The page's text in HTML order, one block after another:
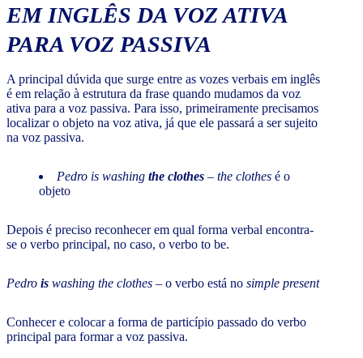
EM INGLÊS DA VOZ ATIVA
PARA VOZ PASSIVA
A principal dúvida que surge entre as vozes verbais em inglês
é em relação à estrutura da frase quando mudamos da voz
ativa para a voz passiva. Para isso, primeiramente precisamos
localizar o objeto na voz ativa, já que ele passará a ser sujeito
na voz passiva.
Pedro is washing the clothes – the clothes é o
objeto
Depois é preciso reconhecer em qual forma verbal encontra-
se o verbo principal, no caso, o verbo to be.
Pedro is washing the clothes – o verbo está no simple present
Conhecer e colocar a forma de particípio passado do verbo
principal para formar a voz passiva.